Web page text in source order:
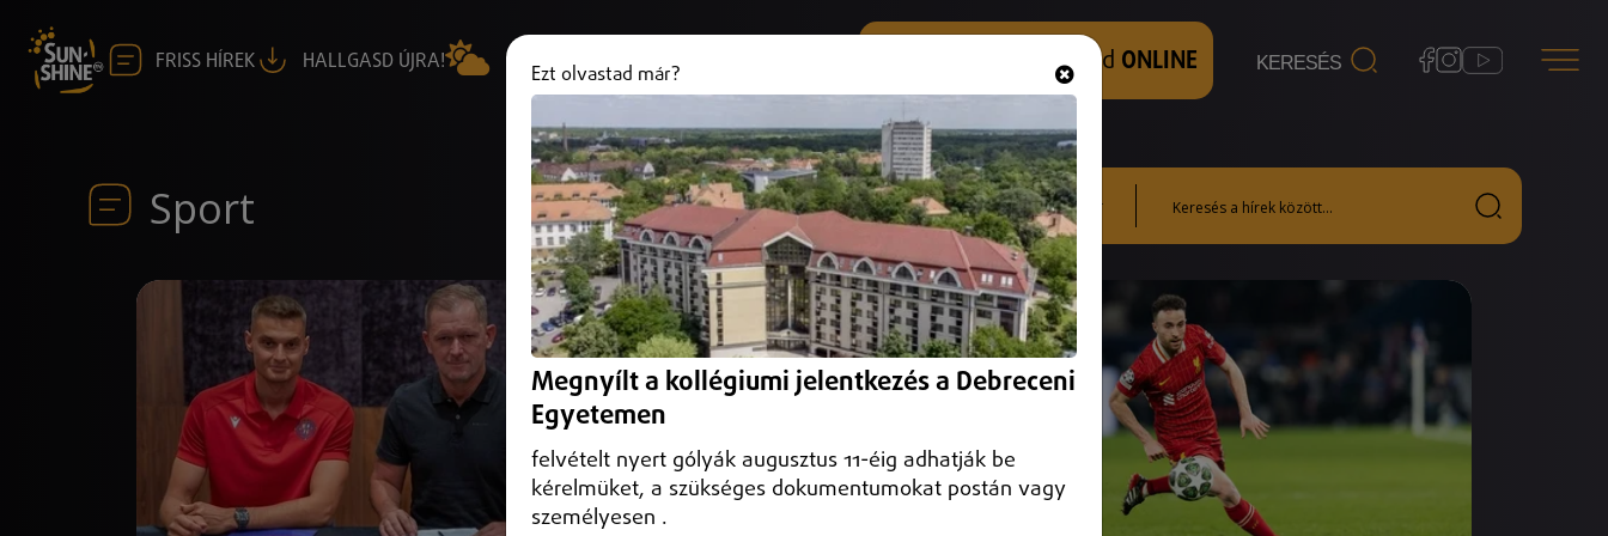
FRISS HÍREK HALLGASD ÚJRA! +36 (20) 316 3000 Hallgasd és nézd ONLINE
Sport
Ezt olvastad már?
Megnyílt a kollégiumi jelentkezés a Debreceni
Egyetemen
felvételt nyert gólyák augusztus 11-éig adhatják be
kérelmüket, a szükséges dokumentumokat postán vagy
személyesen .